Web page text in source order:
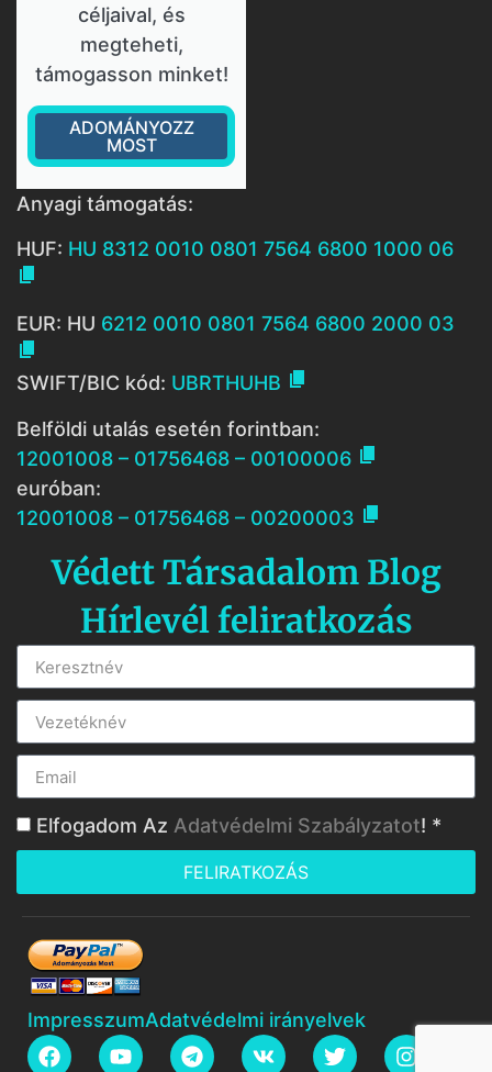
céljaival, és
megteheti,
támogasson minket!
ADOMÁNYOZZ
MOST
Anyagi támogatás:
HUF: HU 8312 0010 0801 7564 6800 1000 06

EUR: HU 6212 0010 0801 7564 6800 2000 03

SWIFT/BIC kód: UBRTHUHB 
Belföldi utalás esetén forintban:
12001008 – 01756468 – 00100006 
euróban:
12001008 – 01756468 – 00200003 
Védett Társadalom Blog
Hírlevél feliratkozás
Elfogadom Az Adatvédelmi Szabályzatot! *
FELIRATKOZÁS
ImpresszumAdatvédelmi irányelvek